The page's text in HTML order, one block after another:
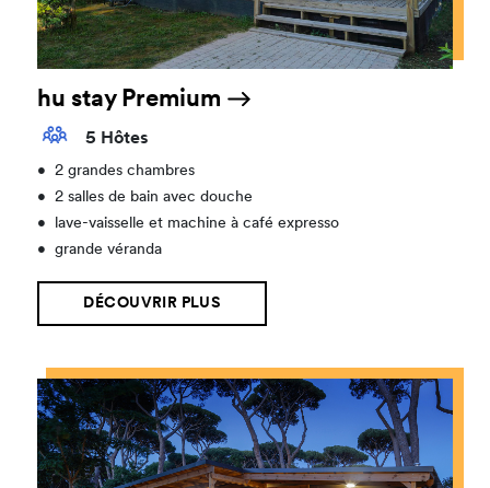
hu stay Premium
5 Hôtes
•
2 grandes chambres
•
2 salles de bain avec douche
•
lave-vaisselle et machine à café expresso
•
grande véranda
DÉCOUVRIR PLUS